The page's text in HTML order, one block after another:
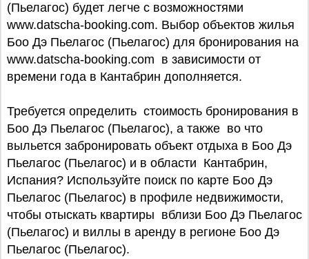
(Пьелагос) будет легче с возможностями
www.datscha-booking.com. Выбор объектов жилья
Боо Дэ Пьелагос (Пьелагос) для бронирования на
www.datscha-booking.com в зависимости от
времени года в Кантабрин дополняется.
Требуется определить стоимость бронирования в
Боо Дэ Пьелагос (Пьелагос), а также во что
выльется забронировать объект отдыха в Боо Дэ
Пьелагос (Пьелагос) и в области Кантабрин,
Испания? Используйте поиск по карте Боо Дэ
Пьелагос (Пьелагос) в профиле недвижимости,
чтобы отыскать квартиры вблизи Боо Дэ Пьелагос
(Пьелагос) и виллы в аренду в регионе Боо Дэ
Пьелагос (Пьелагос).